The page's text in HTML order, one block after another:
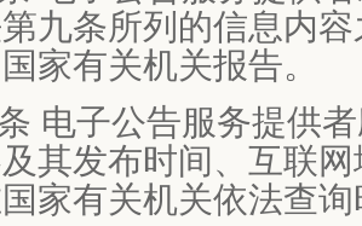
九条所列的信息内
家有关机关报告。
电子公告服务提供
其发布时间、互联
家有关机关依法查